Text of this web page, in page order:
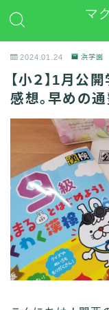
マ
日能研
学習グッズレビ
その他 中学受験
お問い合わせ
プライバシーポ
2024.01.24 浜学園
【小２】1月公
感想。早めの通